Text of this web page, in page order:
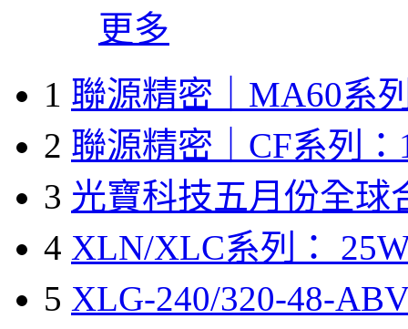
更多
1 聯源精密｜MA60系
2 聯源精密｜CF系列：
3 光寶科技五月份全球
4 XLN/XLC系列：
5 XLG-240/320-48-